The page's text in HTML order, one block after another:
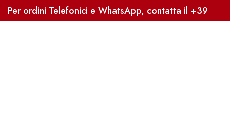
Per ordini Telefonici e WhatsApp, contatta il +39
3338041363, Sped. Gratuita oltre i 59€